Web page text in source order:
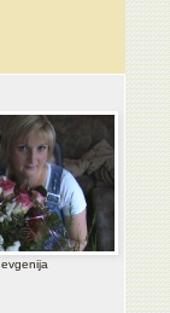
evgenija